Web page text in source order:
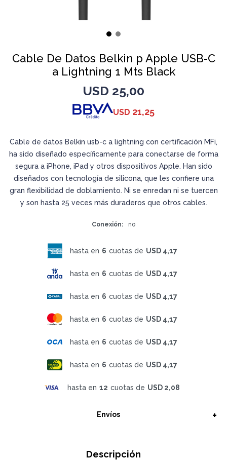
Cable De Datos Belkin p Apple USB-C
a Lightning 1 Mts Black
USD 25,00
USD 21,25
Cable de datos Belkin usb-c a lightning con certificación MFi,
ha sido diseñado específicamente para conectarse de forma
segura a iPhone, iPad y otros dispositivos Apple. Han sido
diseñados con tecnología de silicona, que les confiere una
gran flexibilidad de doblamiento. Ni se enredan ni se tuercen
y son hasta 25 veces más duraderos que otros cables.
Conexión no
hasta en 6 cuotas de USD 4,17
hasta en 6 cuotas de USD 4,17
hasta en 6 cuotas de USD 4,17
hasta en 6 cuotas de USD 4,17
hasta en 6 cuotas de USD 4,17
hasta en 6 cuotas de USD 4,17
hasta en 12 cuotas de USD 2,08
Envíos
Descripción